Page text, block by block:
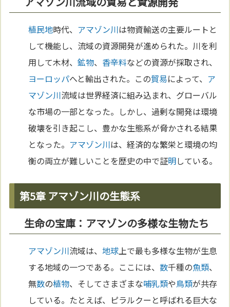
植民地時代、 アマゾン川は物資輸送の主要ルートと
して機能し、流域の資源開発が進められた。川を利
用して木材、鉱物、 香辛料などの資源が採取され、
ヨーロッパへと輸出された。この貿易によって、 ア
マゾン川流域は世界経済に組み込まれ、グローバル
な市場の一部となった。しかし、過剰な開発は環境
破壊を引き起こし、豊かな生態系が脅かされる結果
となった。 アマゾン川は、経済的な繁栄と環境の均
衡の両立が難しいことを歴史の中で証明している。
第5章 アマゾン川の生態系
生命の宝庫：アマゾンの多様な生物たち
アマゾン川流域は、地球上で最も多様な生物が生息
する地域の一つである。ここには、数千種の魚類、
無数の植物、そしてさまざまな哺乳類や鳥類が共存
している。たとえば、ピラルクーと呼ばれる巨大な